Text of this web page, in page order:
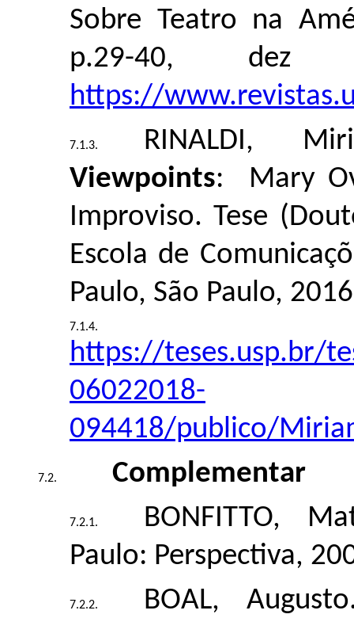
Sobre Teatro na
p.29-40, dez
https://
RINALDI,
Viewpoints: Mary
Improviso. Tese
Escola de
Paulo, São Paulo,
https://teses.usp.br/
06022018-
094418/publico/
Complementar
BONFITTO,
Paulo: Perspectiva,
BOAL,